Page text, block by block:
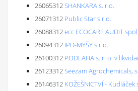
26065312SHANKARA s. r.o.
26071312 Public Star s.r.o.
26088312ecc ECOCARE AUDIT
26094312 IPD-MYŠY s.r.o.
26100312 PODLAHA s. r. o. v
26123312Seezam Agrochemicals,
26146312 KOŽEŠNICTVÍ - Kudláček